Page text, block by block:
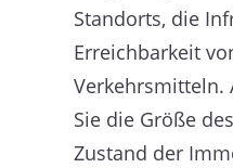
Standorts, die
Erreichbarkeit
Verkehrsmitteln.
Sie die Größe
Zustand der